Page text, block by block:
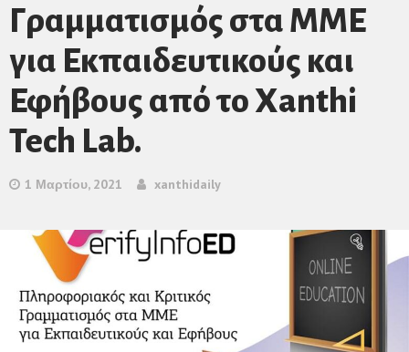
Γραμματισμός στα ΜΜΕ
για Εκπαιδευτικούς και
Εφήβους από το Xanthi
Tech Lab.
1 Μαρτίου, 2021 xanthidaily